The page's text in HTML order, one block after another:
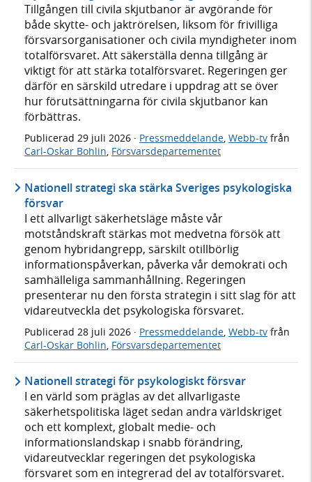
Tillgången till civila skjutbanor är avgörande för
både skytte- och jaktrörelsen, liksom för frivilliga
försvarsorganisationer och civila myndigheter inom
totalförsvaret. Att säkerställa denna tillgång är
viktigt för att stärka totalförsvaret. Regeringen ger
därför en särskild utredare i uppdrag att se över
hur förutsättningarna för civila skjutbanor kan
förbättras.
Publicerad 29 juli 2026 · Pressmeddelande, Webb-tv från
Carl-Oskar Bohlin, Försvarsdepartementet
Nationell strategi ska stärka Sveriges psykologiska
försvar
I ett allvarligt säkerhetsläge måste vår
motståndskraft stärkas mot medvetna försök att
genom hybridangrepp, särskilt otillbörlig
informationspåverkan, påverka vår demokrati och
samhälleliga sammanhållning. Regeringen
presenterar nu den första strategin i sitt slag för att
vidareutveckla det psykologiska försvaret.
Publicerad 28 juli 2026 · Pressmeddelande Webb-tv från
Carl-Oskar Bohlin Försvarsdepartementet
Nationell strategi för psykologiskt försvar
I en värld som präglas av det allvarligaste
säkerhetspolitiska läget sedan andra världskriget
och ett komplext, globalt medie- och
informationslandskap i snabb förändring,
vidareutvecklar regeringen det psykologiska
försvaret som en integrerad del av totalförsvaret.